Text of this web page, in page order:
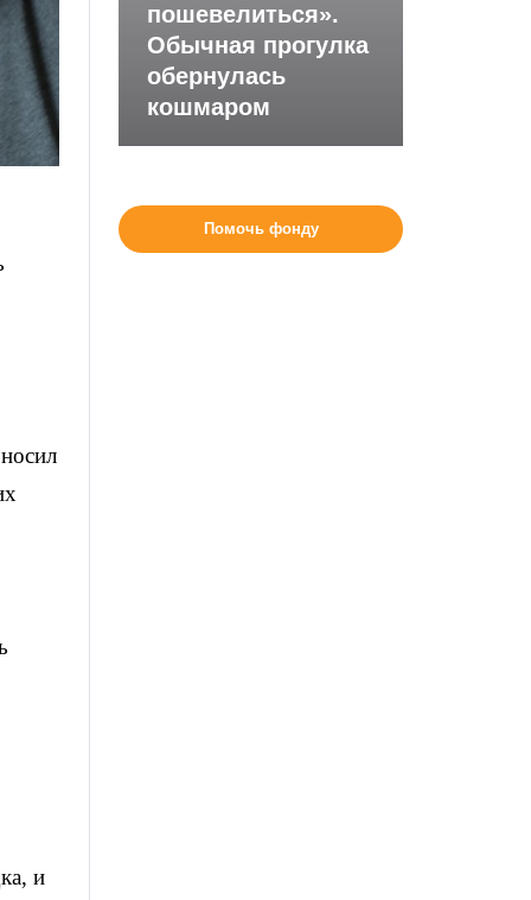
и
пошевелиться».
Обычная прогулка
обернулась
кошмаром
Помочь фонду